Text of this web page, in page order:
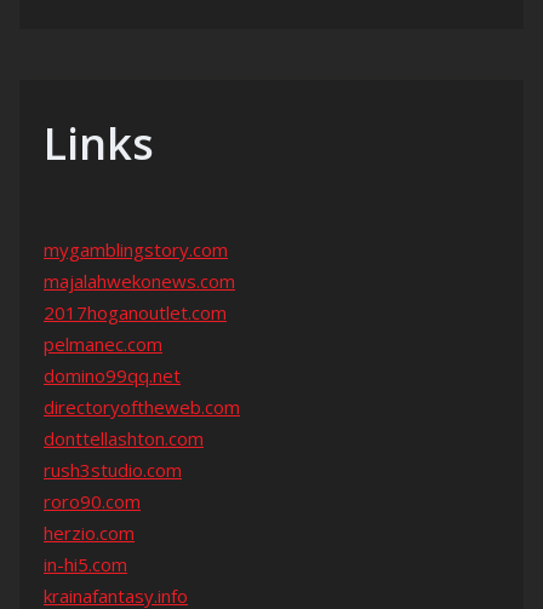
Links
mygamblingstory.com
majalahwekonews.com
2017hoganoutlet.com
pelmanec.com
domino99qq.net
directoryoftheweb.com
donttellashton.com
rush3studio.com
roro90.com
herzio.com
in-hi5.com
krainafantasy.info